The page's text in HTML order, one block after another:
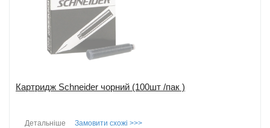
Картридж Schneider чорний (100шт /пак )
Замовити схожі >>>
Детальніше